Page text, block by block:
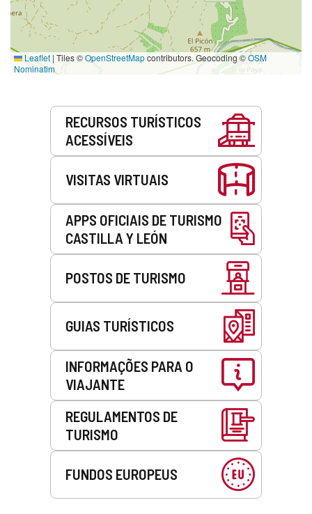
Leaflet | Tiles ©OpenStreetMapcontributors. Geocoding ©OSM
Nominatim
RECURSOS TURÍSTICOS
ACESSÍVEIS
VISITAS VIRTUAIS
APPS OFICIAIS DE TURISMO
CASTILLA Y LEÓN
POSTOS DE TURISMO
GUIAS TURÍSTICOS
INFORMAÇÕES PARA O
VIAJANTE
REGULAMENTOS DE
TURISMO
FUNDOS EUROPEUS